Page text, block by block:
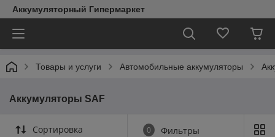
Аккумуляторный Гипермаркет
Товары и услуги Автомобильные аккумуляторы
Аккумуляторы SAF
Сортировка 0 Фильтры